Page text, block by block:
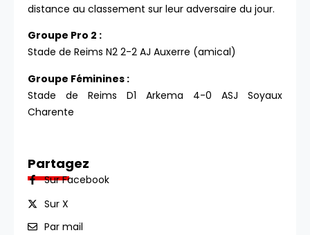
distance au classement sur leur adversaire du jour.
Groupe Pro 2 :
Stade de Reims N2 2-2 AJ Auxerre (amical)
Groupe Féminines :
Stade de Reims D1 Arkema 4-0 ASJ Soyaux
Charente
Partagez
Sur Facebook
Sur X
Par mail